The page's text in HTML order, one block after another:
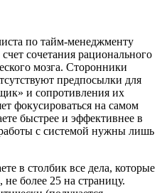
по тайм-менеджменту
сочетания рационального
мозга. Сторонники
предпосылки для
и сопротивления их
фокусироваться на самом
быстрее и эффективнее в
с системой нужны лишь
в столбик все дела, которые
не более 25 на страницу.